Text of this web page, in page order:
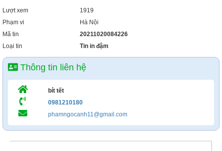
Lượt xem
1919
Phạm vi
Hà Nội
Mã tin
20211020084226
Loại tin
Tin in đậm
Thông tin liên hệ
bít tết
0981210180
phamngocanh11@gmail.com